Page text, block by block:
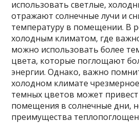
использовать светлые,
отражают солнечные лучи и
температуру в помещении. В
холодным климатом, где
можно использовать более
цвета, которые поглощают
энергии. Однако, важно
холодном климате
темных цветов может
помещения в солнечные дни,
преимущества